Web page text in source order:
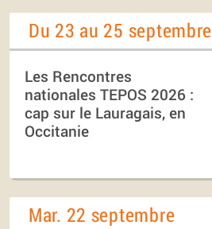
Du 23 au 25 septembre
Les Rencontres
nationales TEPOS 2026 :
cap sur le Lauragais, en
Occitanie
Mar. 22 septembre